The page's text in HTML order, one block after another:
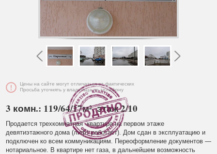
Цены на сайте могут отличаться от фактических
Просьба уточнять у владельца по телефону
3 комн.: 119/64/17м², этаж 2/10
Продается трехкомнатная квартира на первом этаже
девятиэтажного дома (лифт работает). Дом сдан в эксплуатацию и
подключен ко всем коммуникациям. Переоформление документов —
нотариальное. В квартире нет газа, в дальнейшем возможность